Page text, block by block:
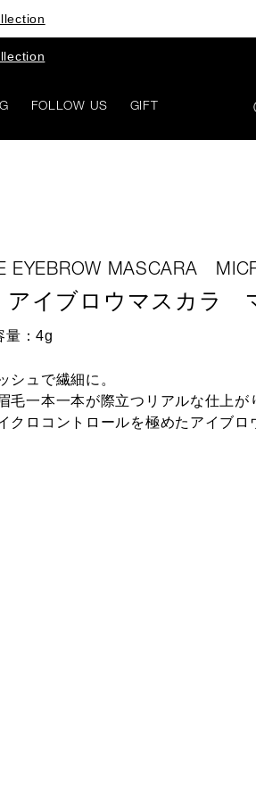
FOLLOW US GIFT
EYEBROW MASCARA
イブロウマスカラ
量：4g
シュで繊細に。
毛一本一本が際立つリアルな仕上が
クロコントロールを極めたアイブロ